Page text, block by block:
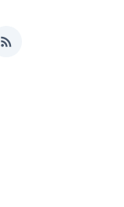
rss_feed